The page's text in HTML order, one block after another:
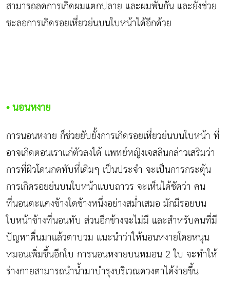
สามารถลดการเกิดผมแตกปลาย และผมพันกัน และยังช่วย
ชะลอการเกิดรอยเหี่ยวย่นบนใบหน้าได้อีกด้วย
• นอนหงาย
การนอนหงาย ก็ช่วยยับยั้งการเกิดรอยเหี่ยวย่นบนใบหน้า ที่
อาจเกิดตอนเราแก่ตัวลงได้ แพทย์หญิงเจสลินกล่าวเสริมว่า
การที่ผิวโดนกดทับที่เดิมๆ เป็นประจำ จะเป็นการกระตุ้น
การเกิดรอยย่นบนใบหน้าแบบถาวร จะเห็นได้ชัดว่า คน
ที่นอนตะแคงข้างใดข้างหนึ่งอย่างสม่ำเสมอ มักมีรอยบน
ใบหน้าข้างที่นอนทับ ส่วนอีกข้างจะไม่มี และสำหรับคนที่มี
ปัญหาตื่นมาแล้วตาบวม แนะนำว่าให้นอนหงายโดยหนุน
หมอนเพิ่มขึ้นอีกใบ การนอนหงายบนหมอน 2 ใบ จะทำให้
ร่างกายสามารถนำน้ำมาบำรุงบริเวณดวงตาได้ง่ายขึ้น